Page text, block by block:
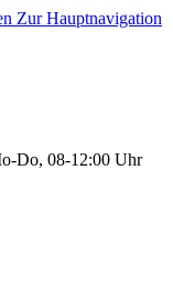
Zur Hauptnavigation
Do, 08-12:00 Uhr